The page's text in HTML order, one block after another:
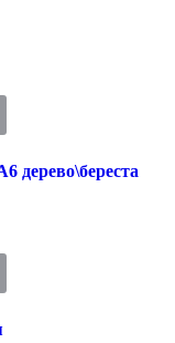
дерево\береста